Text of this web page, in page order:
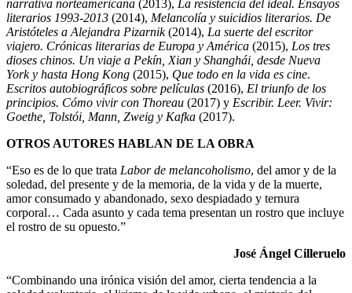
narrativa norteamericana (2013), La resistencia del ideal. Ensayos
literarios 1993-2013 (2014), Melancolía y suicidios literarios. De
Aristóteles a Alejandra Pizarnik(2014), La suerte del escritor
viajero. Crónicas literarias de Europa y América (2015), Los tres
dioses chinos. Un viaje a Pekín, Xian y Shanghái, desde Nueva
York y hasta Hong Kong (2015), Que todo en la vida es cine.
Escritos autobiográficos sobre películas (2016), El triunfo de los
principios. Cómo vivir con Thoreau (2017) y Escribir. Leer. Vivir:
Goethe, Tolstói, Mann, Zweig y Kafka (2017).
OTROS AUTORES HABLAN DE LA OBRA
“Eso es de lo que trata Labor de melancoholismo, del amor y de la
soledad, del presente y de la memoria, de la vida y de la muerte,
amor consumado y abandonado, sexo despiadado y ternura
corporal… Cada asunto y cada tema presentan un rostro que incluye
el rostro de su opuesto.”
José Ángel Cilleruelo
“Combinando una irónica visión del amor, cierta tendencia a la